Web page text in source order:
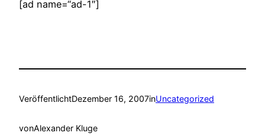
[ad name=“ad-1″]
VeröffentlichtDezember 16, 2007inUncategorized
vonAlexander Kluge